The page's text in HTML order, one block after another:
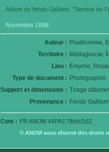
Album du fonds Gallieni. "Service de
Novembre 1898
Auteur : Prudhomme,
Territoire : Madagascar,
Lieu : Émyrne,
Type de document : Photographie
Support et dimensions : Tirage
Provenance : Fonds Gallieni
Cote : FR ANOM 44PA179bis/162
© ANOM sous réserve des droits